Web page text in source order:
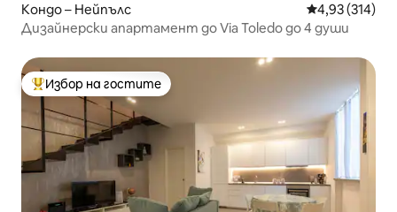
Кондо – Нейпълс Средна
4,93 (314)
Дизайнерски апартамент до Via Toledo до 4 души
Най-популярен избор на гостите
Избор на гостите